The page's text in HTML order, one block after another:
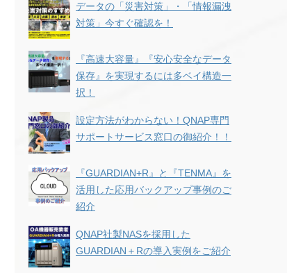
データの「災害対策」・「情報漏洩
対策」今すぐ確認を！
『高速大容量』『安心安全なデータ
保存』を実現するには多ベイ構造一
択！
設定方法がわからない！QNAP専門
サポートサービス窓口の御紹介！！
『GUARDIAN+R』と『TENMA』を
活用した応用バックアップ事例のご
紹介
QNAP社製NASを採用した
GUARDIAN＋Rの導入実例をご紹介